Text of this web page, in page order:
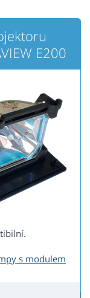
E200
s modulem